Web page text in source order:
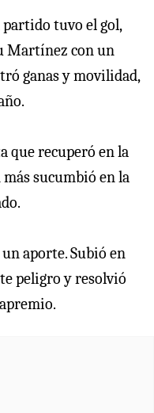
tuvo el gol,
Martínez con un
ganas y movilidad,
que recuperó en la
sucumbió en la
aporte. Subió en
peligro y resolvió